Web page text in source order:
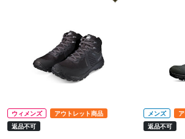
ウィメンズ
アウトレット商品
返品不可
メンズ
返品不可